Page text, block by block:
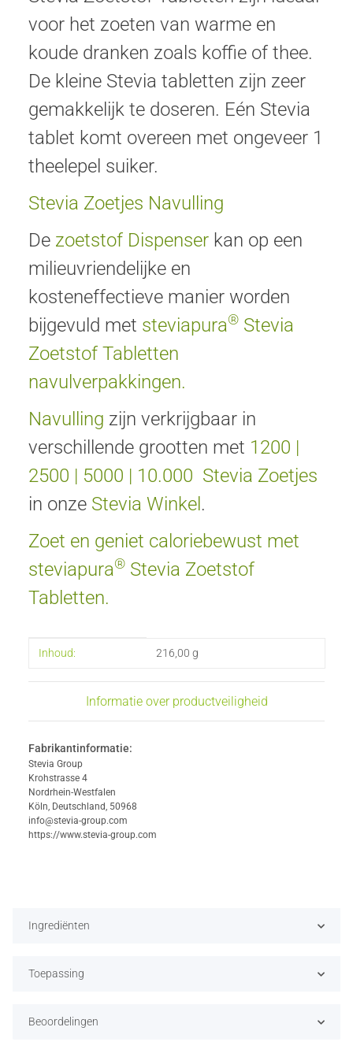
voor het zoeten van warme en
koude dranken zoals koffie of thee.
De kleine Stevia tabletten zijn zeer
gemakkelijk te doseren. Eén Stevia
tablet komt overeen met ongeveer 1
theelepel suiker.
Stevia Zoetjes Navulling
De zoetstof Dispenser kan op een
milieuvriendelijke en
kosteneffectieve manier worden
bijgevuld met steviapura® Stevia
Zoetstof Tabletten
navulverpakkingen.
Navulling zijn verkrijgbaar in
verschillende grootten met 1200 |
2500 | 5000 | 10.000 Stevia Zoetjes
in onze Stevia Winkel .
Zoet en geniet caloriebewust met
steviapura® Stevia Zoetstof
Tabletten.
#productDetails.itemInformation#
#productDetails.itemValue#
Inhoud: 216,00 g
Informatie over productveiligheid
Fabrikantinformatie:
Stevia Group
Krohstrasse 4
Nordrhein-Westfalen
Köln, Deutschland, 50968
info@stevia-group.com
https://www.stevia-group.com
Ingrediënten
Toepassing
Beoordelingen